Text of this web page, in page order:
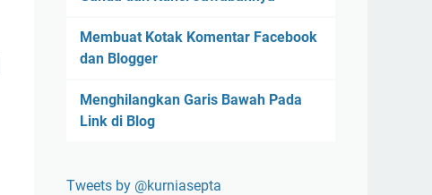
Membuat Kotak Komentar Facebook
dan Blogger
Menghilangkan Garis Bawah Pada
Link di Blog
Tweets by @kurniasepta